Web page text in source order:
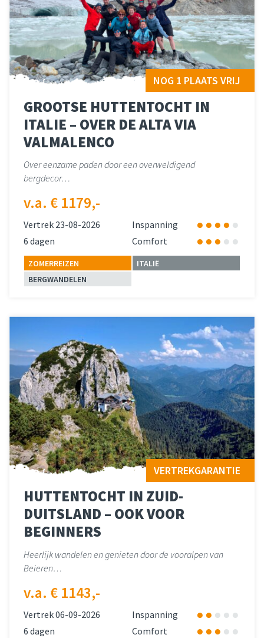
GROOTSE HUTTENTOCHT IN
ITALIE – OVER DE ALTA VIA
VALMALENCO
NOG 1 PLAATS VRIJ
Over eenzame paden door een overweldigend
bergdecor…
v.a. € 1179,-
Vertrek 23-08-2026
Inspanning
6 dagen
Comfort
ZOMERREIZEN
ITALIË
BERGWANDELEN
HUTTENTOCHT IN ZUID-
DUITSLAND – OOK VOOR
BEGINNERS
VERTREKGARANTIE
Heerlijk wandelen en genieten door de vooralpen van
Beieren…
v.a. € 1143,-
Vertrek 06-09-2026
Inspanning
6 dagen
Comfort